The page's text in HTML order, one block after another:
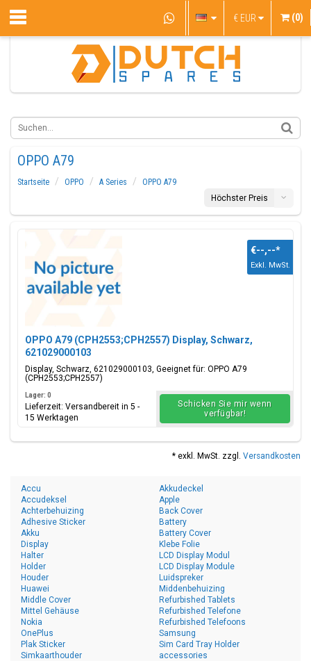
€ EUR (0)
OPPO A79
Startseite OPPO A Series
OPPO A79
Höchster Preis
OPPO A79 (CPH2553;CPH2557) Display, Schwarz,
621029000103
Display, Schwarz, 621029000103, Geeignet für: OPPO A79
(CPH2553;CPH2557)
€--,--*
Exkl. MwSt.
Lager: 0
Lieferzeit: Versandbereit in 5 -
15 Werktagen
Schicken Sie mir wenn
verfügbar!
* exkl. MwSt. zzgl. Versandkosten
Accu
Accudeksel
Achterbehuizing
Adhesive Sticker
Akku
Akkudeckel
Apple
Back Cover
Battery
Battery Cover
Display
Halter
Holder
Houder
Huawei
Klebe Folie
LCD Display Modul
LCD Display Module
Luidspreker
Middenbehuizing
Middle Cover
Mittel Gehäuse
Nokia
OnePlus
Plak Sticker
Refurbished Tablets
Refurbished Telefone
Refurbished Telefoons
Samsung
Sim Card Tray Holder
Simkaarthouder
accessories